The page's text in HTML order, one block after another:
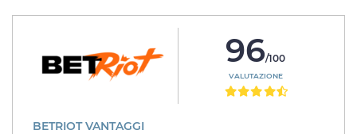
96/100
VALUTAZIONE
BETRIOT VANTAGGI